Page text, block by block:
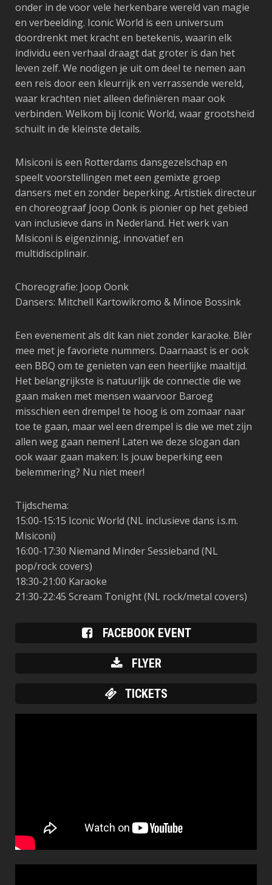
onder in de voor vele herkenbare wereld van magie
en verbeelding. Iconic World is een universum
doordrenkt met kracht en betekenis, waarin elk
individu een verhaal draagt dat groter is dan het
leven zelf. We nodigen je uit om deel te nemen aan
een reis door een kleurrijk en verrassende wereld,
waar krachten niet alleen definiëren maar ook
verbinden. Welkom bij Iconic World, waar grootsheid
schuilt in de kleinste details.
Misiconi is een Rotterdams dansgezelschap en
speelt voorstellingen met een gemixte groep
dansers met en zonder beperking. Artistiek directeur
en choreograaf Joop Oonk is pionier op het gebied
van inclusieve dans in Nederland. Het werk van
Misiconi is eigenzinnig, innovatief en
multidisciplinair.
Choreografie: Joop Oonk
Dansers: Mitchell Kartowikromo & Minoe Bossink
Een evenement als dit kan niet zonder karaoke. Blèr
mee met je favoriete nummers. Daarnaast is er ook
een BBQ om te genieten van een heerlijke maaltijd.
Het belangrijkste is natuurlijk de connectie die we
gaan maken met mensen waarvoor Baroeg
misschien een drempel te hoog is om zomaar naar
toe te gaan, maar wel een drempel is die we met zijn
allen weg gaan nemen! Laten we deze slogan dan
ook waar gaan maken: Is jouw beperking een
belemmering? Nu niet meer!
Tijdschema:
15:00-15:15 Iconic World (NL inclusieve dans i.s.m.
Misiconi)
16:00-17:30 Niemand Minder Sessieband (NL
pop/rock covers)
18:30-21:00 Karaoke
21:30-22:45 Scream Tonight (NL rock/metal covers)
FACEBOOK EVENT
FLYER
TICKETS